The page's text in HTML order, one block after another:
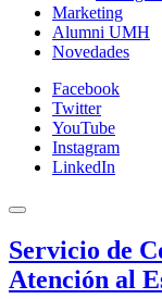
Marketing
Alumni UMH
Novedades
Facebook
Twitter
YouTube
Instagram
LinkedIn
Servicio de
Atención al